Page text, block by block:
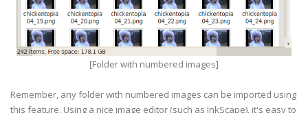
[Folder with numbered images]
Remember, any folder with numbered images can be imported using
this feature. Using a nice image editor (such as InkScape), it's easy to